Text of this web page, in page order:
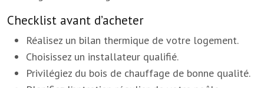
Checklist avant d’acheter
Réalisez un bilan thermique de votre logement.
Choisissez un installateur qualifié.
Privilégiez du bois de chauffage de bonne qualité.